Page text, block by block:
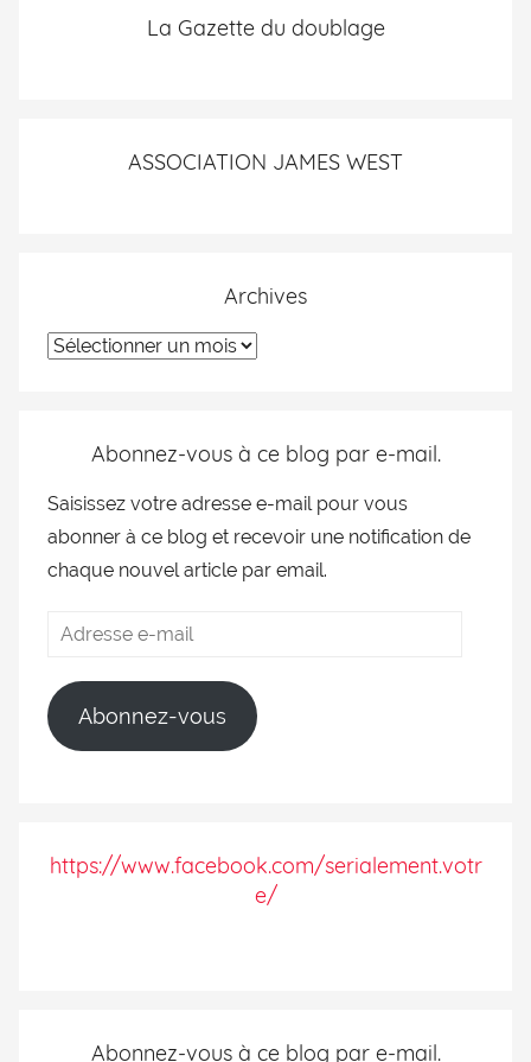
La Gazette du doublage
ASSOCIATION JAMES WEST
Archives
Abonnez-vous à ce blog par e-mail.
Saisissez votre adresse e-mail pour vous
abonner à ce blog et recevoir une notification de
chaque nouvel article par email.
Abonnez-vous
https://www.facebook.com/serialement.votr
e/
Abonnez-vous à ce blog par e-mail.